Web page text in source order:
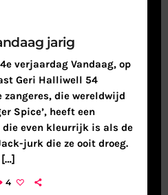
jarig
verjaardag Vandaag, op
Geri Halliwell 54
die wereldwijd
Spice’, heeft een
even kleurrijk is als de
jurk die ze ooit droeg.
4